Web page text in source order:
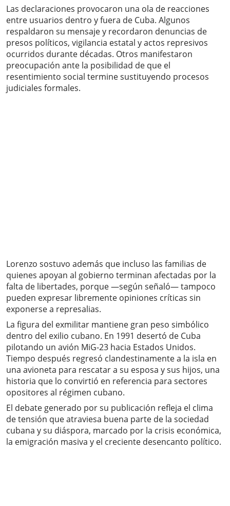
Las declaraciones provocaron una ola de reacciones
entre usuarios dentro y fuera de Cuba. Algunos
respaldaron su mensaje y recordaron denuncias de
presos políticos, vigilancia estatal y actos represivos
ocurridos durante décadas. Otros manifestaron
preocupación ante la posibilidad de que el
resentimiento social termine sustituyendo procesos
judiciales formales.
Lorenzo sostuvo además que incluso las familias de
quienes apoyan al gobierno terminan afectadas por la
falta de libertades, porque —según señaló— tampoco
pueden expresar libremente opiniones críticas sin
exponerse a represalias.
La figura del exmilitar mantiene gran peso simbólico
dentro del exilio cubano. En 1991 desertó de Cuba
pilotando un avión MiG-23 hacia Estados Unidos.
Tiempo después regresó clandestinamente a la isla en
una avioneta para rescatar a su esposa y sus hijos, una
historia que lo convirtió en referencia para sectores
opositores al régimen cubano.
El debate generado por su publicación refleja el clima
de tensión que atraviesa buena parte de la sociedad
cubana y su diáspora, marcado por la crisis económica,
la emigración masiva y el creciente desencanto político.